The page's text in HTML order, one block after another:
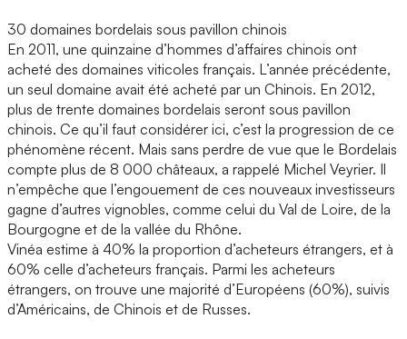
30 domaines bordelais sous pavillon chinois
En 2011, une quinzaine d’hommes d’affaires chinois ont
acheté des domaines viticoles français. L’année précédente,
un seul domaine avait été acheté par un Chinois. En 2012,
plus de trente domaines bordelais seront sous pavillon
chinois. Ce qu’il faut considérer ici, c’est la progression de ce
phénomène récent. Mais sans perdre de vue que le Bordelais
compte plus de 8 000 châteaux, a rappelé Michel Veyrier. Il
n’empêche que l’engouement de ces nouveaux investisseurs
gagne d’autres vignobles, comme celui du Val de Loire, de la
Bourgogne et de la vallée du Rhône.
Vinéa estime à 40% la proportion d’acheteurs étrangers, et à
60% celle d’acheteurs français. Parmi les acheteurs
étrangers, on trouve une majorité d’Européens (60%), suivis
d’Américains, de Chinois et de Russes.